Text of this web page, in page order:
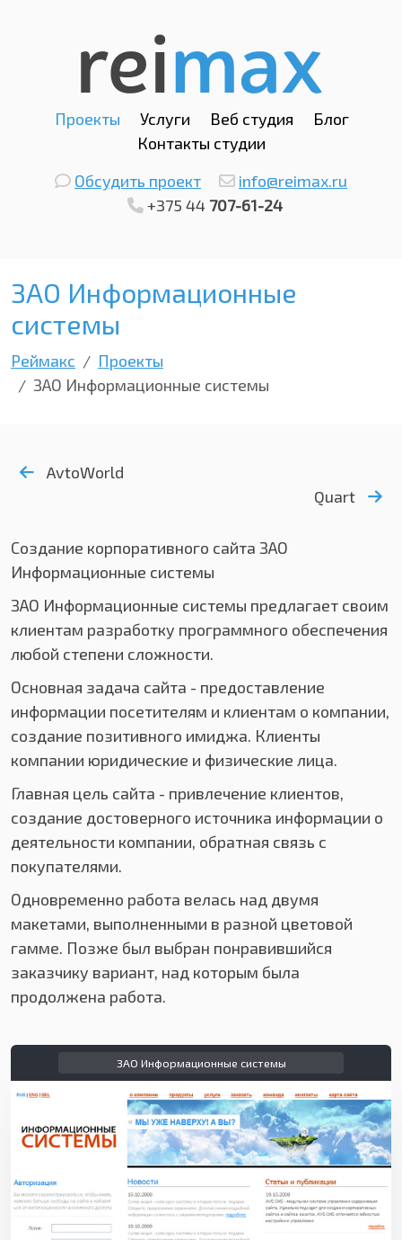
Проекты Услуги Веб студия
Блог
Контакты студии
Обсудить проект
info@reimax.ru
+375 44 707-61-24
ЗАО Информационные
системы
Реймакс
Проекты
ЗАО Информационные системы
AvtoWorld
Quart
Создание корпоративного сайта ЗАО
Информационные системы
ЗАО Информационные системы предлагает своим
клиентам разработку программного обеспечения
любой степени сложности.
Основная задача сайта - предоставление
информации посетителям и клиентам о компании,
создание позитивного имиджа. Клиенты
компании юридические и физические лица.
Главная цель сайта - привлечение клиентов,
создание достоверного источника информации о
деятельности компании, обратная связь с
покупателями.
Одновременно работа велась над двумя
макетами, выполненными в разной цветовой
гамме. Позже был выбран понравившийся
заказчику вариант, над которым была
продолжена работа.
ЗАО Информационные системы